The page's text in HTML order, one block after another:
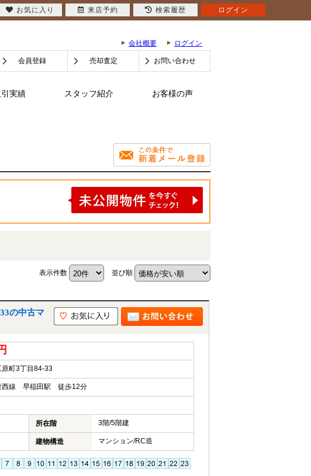
会社概要 ログイン
会員登録 売却査定 お問い合わせ
実績 スタッフ紹介 お客様の声
表示件数 並び順
の中古マ
原町3丁目84-33
西線 早稲田駅 徒歩12分
所在階 3階/5階建
建物構造 マンション/RC造
お気に入り 来店予約 検索履歴 ログイン